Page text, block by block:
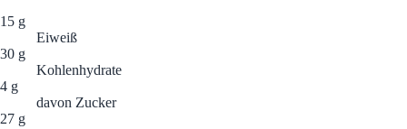
15 g
Eiweiß
30 g
Kohlenhydrate
4 g
davon Zucker
27 g